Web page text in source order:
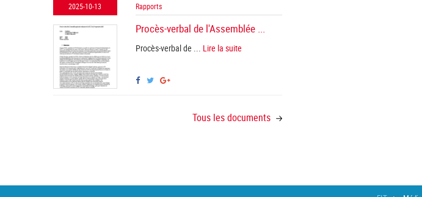
2025-10-13 Rapports
Procès-verbal de l'Assemblée ...
Procès-verbal de ... Lire la suite
Tous les documents